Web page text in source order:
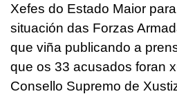
Xefes do Estado Maior
situación das Forzas
que viña publicando a
que os 33 acusados foran
Consello Supremo de